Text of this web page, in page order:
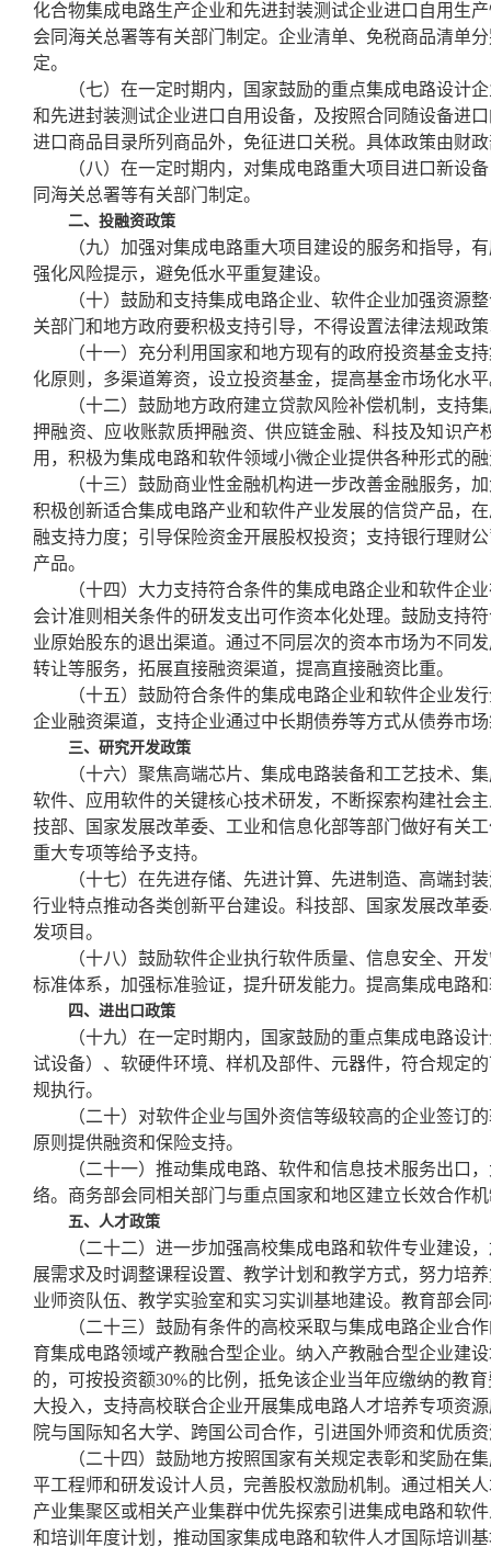
化合物集成电路生产企业和先进封装测试企业进口自用生
会同海关总署等有关部门制定。企业清单、免税商品清单
定。
（七）在一定时期内，国家鼓励的重点集成电路设计
和先进封装测试企业进口自用设备，及按照合同随设备进
进口商品目录所列商品外，免征进口关税。具体政策由财
（八）在一定时期内，对集成电路重大项目进口新设
同海关总署等有关部门制定。
二、投融资政策
（九）加强对集成电路重大项目建设的服务和指导，
强化风险提示，避免低水平重复建设。
（十）鼓励和支持集成电路企业、软件企业加强资源
关部门和地方政府要积极支持引导，不得设置法律法规政
（十一）充分利用国家和地方现有的政府投资基金支
化原则，多渠道筹资，设立投资基金，提高基金市场化水
（十二）鼓励地方政府建立贷款风险补偿机制，支持
押融资、应收账款质押融资、供应链金融、科技及知识
用，积极为集成电路和软件领域小微企业提供各种形式的
（十三）鼓励商业性金融机构进一步改善金融服务，
积极创新适合集成电路产业和软件产业发展的信贷产品，
融支持力度；引导保险资金开展股权投资；支持银行理财
产品。
（十四）大力支持符合条件的集成电路企业和软件企
会计准则相关条件的研发支出可作资本化处理。鼓励支持
业原始股东的退出渠道。通过不同层次的资本市场为不同
转让等服务，拓展直接融资渠道，提高直接融资比重。
（十五）鼓励符合条件的集成电路企业和软件企业发
企业融资渠道，支持企业通过中长期债券等方式从债券市
三、研究开发政策
（十六）聚焦高端芯片、集成电路装备和工艺技术、
软件、应用软件的关键核心技术研发，不断探索构建社会
技部、国家发展改革委、工业和信息化部等部门做好有关
重大专项等给予支持。
（十七）在先进存储、先进计算、先进制造、高端封
行业特点推动各类创新平台建设。科技部、国家发展改革
发项目。
（十八）鼓励软件企业执行软件质量、信息安全、开
标准体系，加强标准验证，提升研发能力。提高集成电路
四、进出口政策
（十九）在一定时期内，国家鼓励的重点集成电路设
试设备）、软硬件环境、样机及部件、元器件，符合规定
规执行。
（二十）对软件企业与国外资信等级较高的企业签订
原则提供融资和保险支持。
（二十一）推动集成电路、软件和信息技术服务出口
络。商务部会同相关部门与重点国家和地区建立长效合作
五、人才政策
（二十二）进一步加强高校集成电路和软件专业建设
展需求及时调整课程设置、教学计划和教学方式，努力培
业师资队伍、教学实验室和实习实训基地建设。教育部会
（二十三）鼓励有条件的高校采取与集成电路企业合
育集成电路领域产教融合型企业。纳入产教融合型企业建
的，可按投资额30%的比例，抵免该企业当年应缴纳的教
大投入，支持高校联合企业开展集成电路人才培养专项资
院与国际知名大学、跨国公司合作，引进国外师资和优质
（二十四）鼓励地方按照国家有关规定表彰和奖励在
平工程师和研发设计人员，完善股权激励机制。通过相关
产业集聚区或相关产业集群中优先探索引进集成电路和软
和培训年度计划，推动国家集成电路和软件人才国际培训